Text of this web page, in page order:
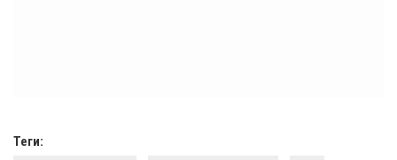
Теги: